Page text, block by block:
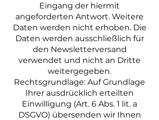
Eingang der hiermit
angeforderten Antwort. Weitere
Daten werden nicht erhoben. Die
Daten werden ausschließlich für
den Newsletterversand
verwendet und nicht an Dritte
weitergegeben.
Rechtsgrundlage: Auf Grundlage
Ihrer ausdrücklich erteilten
Einwilligung (Art. 6 Abs. 1 lit. a
DSGVO) übersenden wir Ihnen